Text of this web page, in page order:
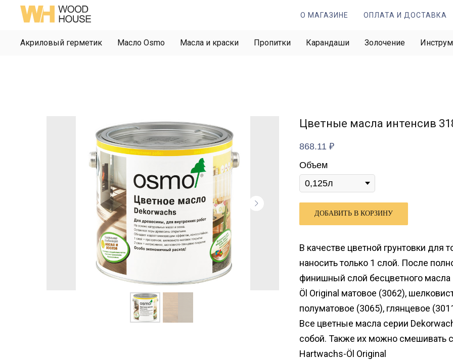
О МАГАЗИНЕ ОПЛАТА И ДОСТАВКА
Акриловый герметик Масло Osmo Масла и краски Пропитки Карандаши Золочение
Цветные масла интенсив
868.11 ₽
Объем
ДОБАВИТЬ В КОРЗИНУ
В качестве цветной грунтовки для
наносить только 1 слой. После
финишный слой бесцветного
Öl Original матовое (3062),
полуматовое (3065), глянцевое
Все цветные масла серии
собой. Также их можно смешивать
Hartwachs-Öl Original